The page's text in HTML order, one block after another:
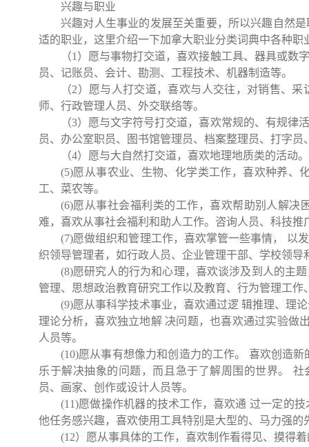
兴趣与职业
兴趣对人生事业的发展至关重要，所以兴趣自然
适的职业，这里介绍一下加拿大职业分类词典中各种
（1 ）愿与事物打交道，喜欢接触工具、器具或数
员、记账员、会计、勘测、工程技术、机器制造等。
（2）愿与人打交道，喜欢与人交往，对销售、
师、行政管理人员、外交联络等。
（3）愿与文字符号打交道，喜欢常规的、有规律
员、办公室职员、图书馆管理员、档案整理员、打字员
（4）愿与大自然打交道，喜欢地理地质类的活动
(5)愿从事农业、生物、化学类工作，喜欢种养、
工、菜农等。
(6)愿从事社会福利类的工作，喜欢帮助别人解决
难，喜欢从事社会福利和助人工作。咨询人员、科技
(7)愿做组织和管理工作，喜欢掌管一些事情， 以
织领导管理者，如行政人员、企业管理干部、学校领导
(8)愿研究人的行为和心理，喜欢谈涉及到人的主
管理、思想政治教育研究工作以及教育、行为管理工作
(9)愿从事科学技术事业，喜欢通过逻 辑推理、理
理论分析，喜欢独立地解 决问题，也喜欢通过实验做
人员等。
(10)愿从事有想像力和创造力的工作。 喜欢创造
乐于解决抽象的问题，而且急于了解周围的世界。
员、画家、创作或设计人员等。
(11)愿做操作机器的技术工作，喜欢通 过一定的
他任务感兴趣，喜欢使用工具特别是大型的、马力强
(12）愿从事具体的工作，喜欢制作看得见、摸得